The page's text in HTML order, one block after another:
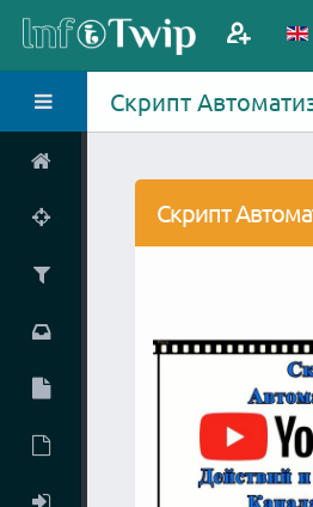
Скрипт
Скрипт